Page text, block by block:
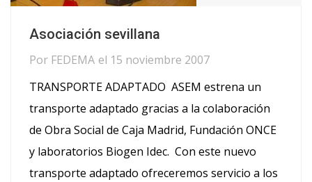
Asociación sevillana
Por FEDEMA el 15 noviembre 2007
TRANSPORTE ADAPTADO ASEM estrena un
transporte adaptado gracias a la colaboración
de Obra Social de Caja Madrid, Fundación ONCE
y laboratorios Biogen Idec. Con este nuevo
transporte adaptado ofreceremos servicio a los